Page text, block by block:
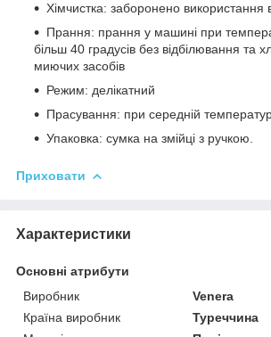
Хімчистка: заборонено використання
Прання: прання у машині при
більш 40 градусів без відбілювання та
миючих засобів
Режим: делікатний
Прасування: при середній
Упаковка: сумка на змійці з ручкою.
Приховати
Характеристики
Основні атрибути
Виробник
Venera
Країна виробник
Туреччина